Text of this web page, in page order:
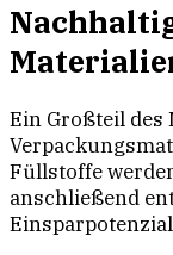
Ein Großteil
Füllstoffe
anschließend